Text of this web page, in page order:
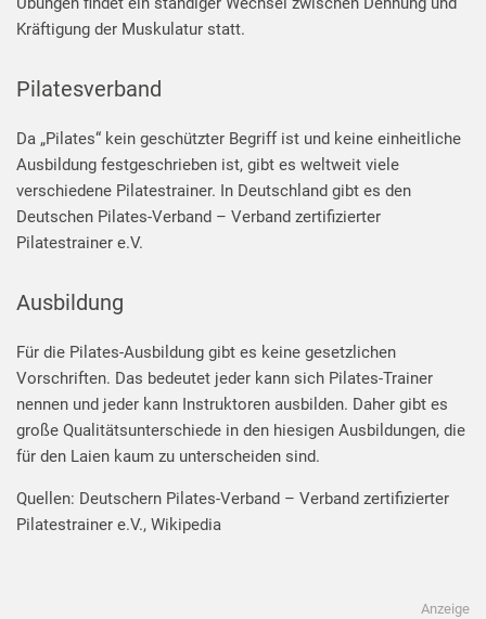
Kräftigung der Muskulatur statt.
Pilatesverband
Da „Pilates“ kein geschützter Begriff ist und keine einheitliche
Ausbildung festgeschrieben ist, gibt es weltweit viele
verschiedene Pilatestrainer. In Deutschland gibt es den
Deutschen Pilates-Verband – Verband zertifizierter
Pilatestrainer e.V.
Ausbildung
Für die Pilates-Ausbildung gibt es keine gesetzlichen
Vorschriften. Das bedeutet jeder kann sich Pilates-Trainer
nennen und jeder kann Instruktoren ausbilden. Daher gibt es
große Qualitätsunterschiede in den hiesigen Ausbildungen, die
für den Laien kaum zu unterscheiden sind.
Quellen: Deutschern Pilates-Verband – Verband zertifizierter
Pilatestrainer e.V., Wikipedia
Anzeige